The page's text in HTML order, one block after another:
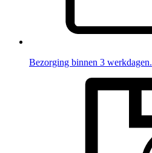
Bezorging binnen 3 werkdagen.